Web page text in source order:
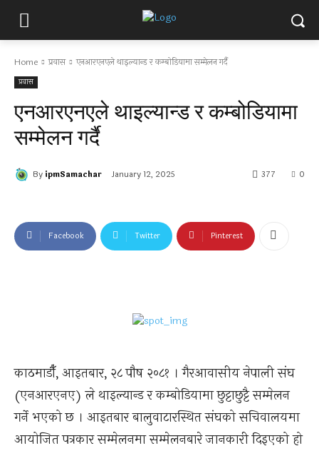
Home प्रवास एनआरएनएले थाइल्यान्ड र कम्बोडियामा सम्मेलन गर्दै
प्रवास
एनआरएनएले थाइल्यान्ड र कम्बोडियामा
सम्मेलन गर्दै
By ipmSamachar January 12, 2025 0
377
Facebook Twitter Pinterest
काठमाडौँ, आइतबार, २८ पौष २०८१ । गैरआवासीय नेपाली संघ
(एनआरएनए) ले थाइल्यान्ड र कम्बोडियामा छुट्टाछुट्टै सम्मेलन
गर्ने भएको छ । आइतबार बालुवाटारस्थित संघको सचिवालयमा
आयोजित पत्रकार सम्मेलनमा सम्मेलनबारे जानकारी दिइएको हो